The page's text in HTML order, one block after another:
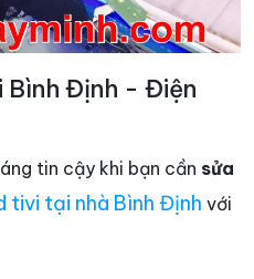
Bình Định - Điện
tin cậy khi bạn cần sửa
tivi tại nhà Bình Định với